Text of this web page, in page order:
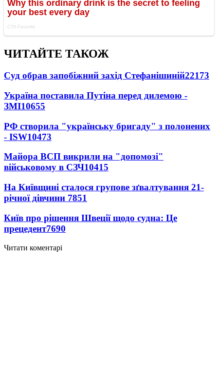
ЧИТАЙТЕ ТАКОЖ
Суд обрав запобіжний захід Стефанішиній22173
Україна поставила Путіна перед дилемою -
ЗМІ10655
РФ створила "українську бригаду" з полонених
- ISW10473
Майора ВСП викрили на "допомозі"
військовому в СЗЧ10415
На Київщині сталося групове зґвалтування 21-
річної дівчини 7851
Київ про рішення Швеції щодо судна: Це
прецедент7690
Читати коментарі